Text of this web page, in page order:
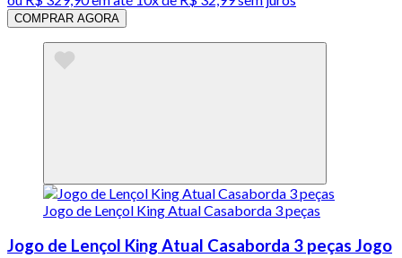
COMPRAR AGORA
Jogo de Lençol King Atual Casaborda 3 peças Jogo